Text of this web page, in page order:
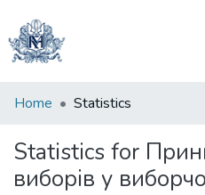
Communities
Collections
All of DSpace
Home Statistics
Statistics for
виборів у